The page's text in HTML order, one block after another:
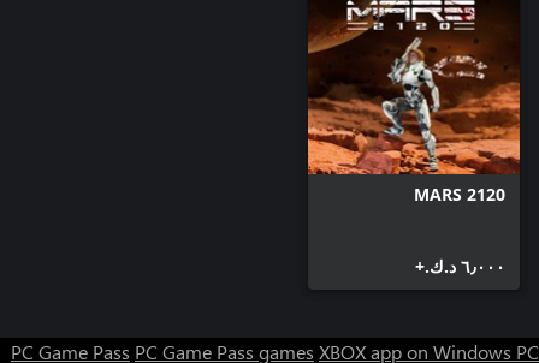
MARS 2120
٦٫٠٠٠ د.ك.‏+
PC Game Pass PC Game Pass games XBOX app on Windows PC